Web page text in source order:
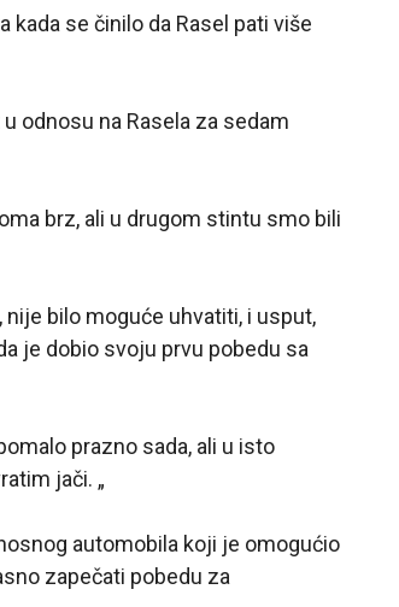
se činilo da Rasel pati više
odnosu na Rasela za sedam
brz, ali u drugom stintu smo bili
nije bilo moguće uhvatiti, i usput,
je dobio svoju prvu pobedu sa
prazno sada, ali u isto
jači. „
automobila koji je omogućio
zapečati pobedu za